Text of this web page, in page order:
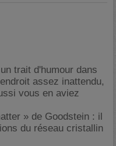
trait d'humour dans
assez inattendu,
vous en aviez
» de Goodstein : il
du réseau cristallin